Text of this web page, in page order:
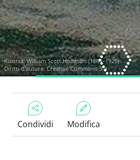
Risorsa:William Scott Hodgson (1864–1925)
Diritti d'autore: Creative Commons 3.0
Condividi Modifica